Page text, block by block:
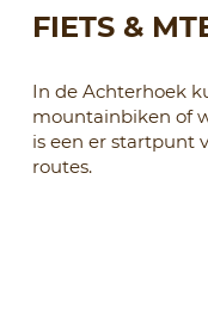
FIETS &
In de Achterhoek
mountainbiken of
is een er startpunt
routes.